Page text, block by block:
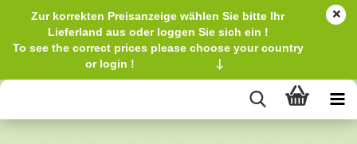
Zur korrekten Preisanzeige wählen Sie bitte Ihr
Lieferland aus oder loggen Sie sich ein !
To see the correct prices please choose your country
or login !
↓